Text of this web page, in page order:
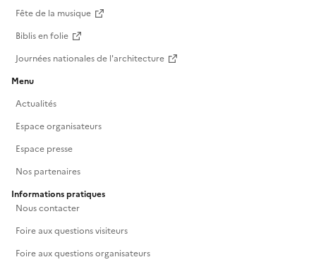
Fête de la musique
Biblis en folie
Journées nationales de l'architecture
Menu
Actualités
Espace organisateurs
Espace presse
Nos partenaires
Informations pratiques
Nous contacter
Foire aux questions visiteurs
Foire aux questions organisateurs